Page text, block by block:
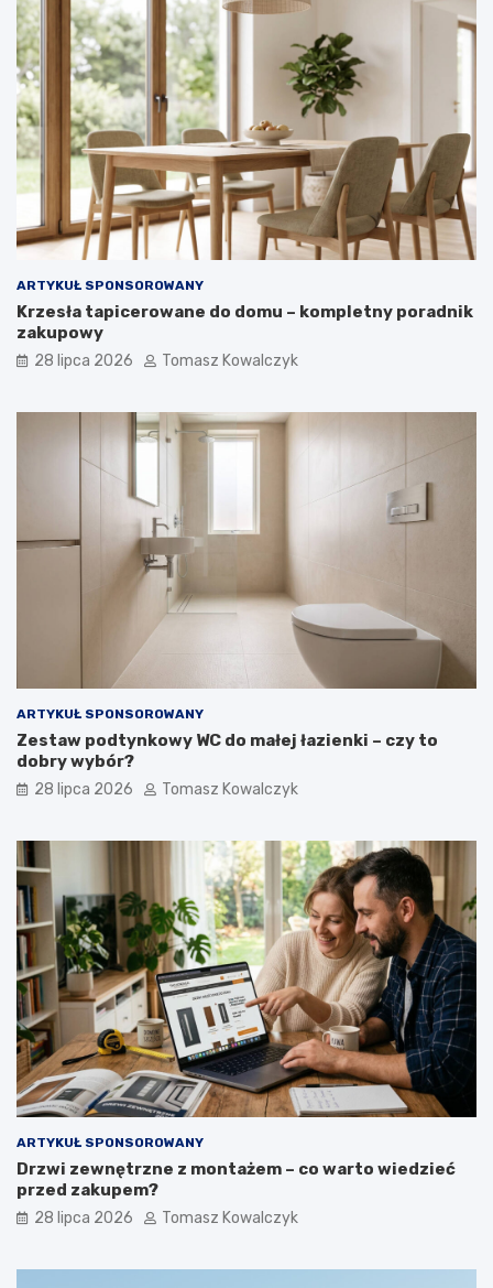
ARTYKUŁ SPONSOROWANY
Krzesła tapicerowane do domu – kompletny poradnik
zakupowy
28 lipca 2026 Tomasz Kowalczyk
ARTYKUŁ SPONSOROWANY
Zestaw podtynkowy WC do małej łazienki – czy to
dobry wybór?
28 lipca 2026 Tomasz Kowalczyk
ARTYKUŁ SPONSOROWANY
Drzwi zewnętrzne z montażem – co warto wiedzieć
przed zakupem?
28 lipca 2026 Tomasz Kowalczyk